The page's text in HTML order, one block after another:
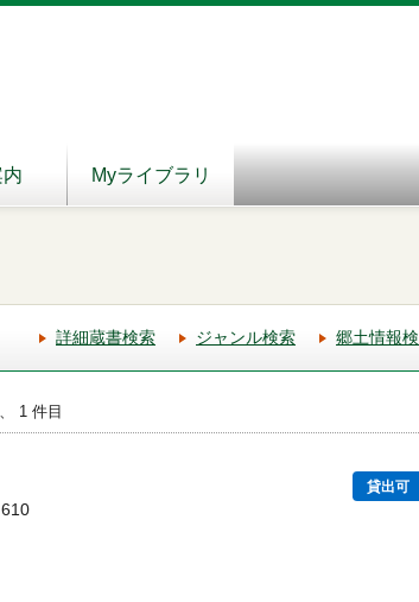
Myライブラリ
詳細蔵書検索 ジャンル検索 郷土情報
1 件目
貸出可